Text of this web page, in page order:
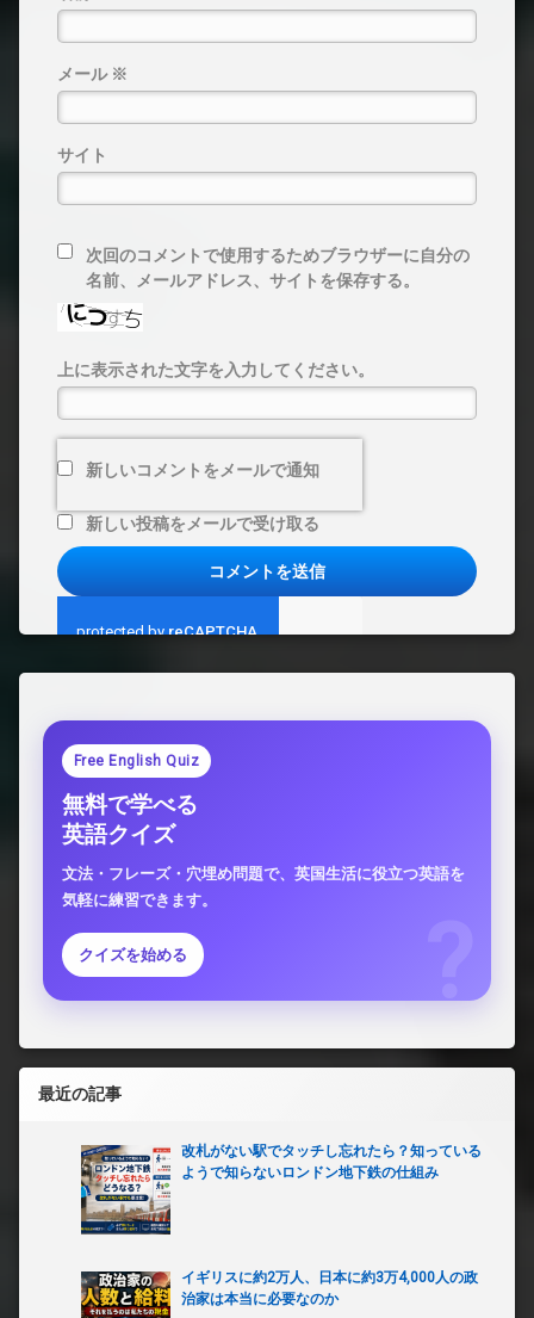
メール ※
サイト
次回のコメントで使用するためブラウザーに自分の
名前、メールアドレス、サイトを保存する。
上に表示された文字を入力してください。
新しいコメントをメールで通知
新しい投稿をメールで受け取る
Free English Quiz
無料で学べる
英語クイズ
文法・フレーズ・穴埋め問題で、英国生活に役立つ英語を
気軽に練習できます。
クイズを始める
最近の記事
改札がない駅でタッチし忘れたら？知っている
ようで知らないロンドン地下鉄の仕組み
イギリスに約2万人、日本に約3万4,000人の政
治家は本当に必要なのか